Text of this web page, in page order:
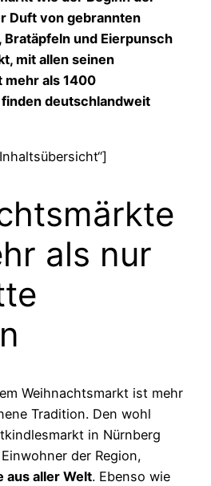
Duft von gebrannten
Bratäpfeln und Eierpunsch
mit allen seinen
mehr als 1400
deutschlandweit
als nur
Weihnachtsmarkt ist mehr
Tradition. Den wohl
in Nürnberg
der Region,
aus aller Welt. Ebenso wie